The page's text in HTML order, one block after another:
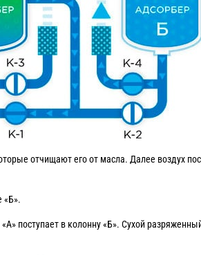
отчищают его от масла. Далее воздух
«Б».
поступает в колонну «Б». Сухой